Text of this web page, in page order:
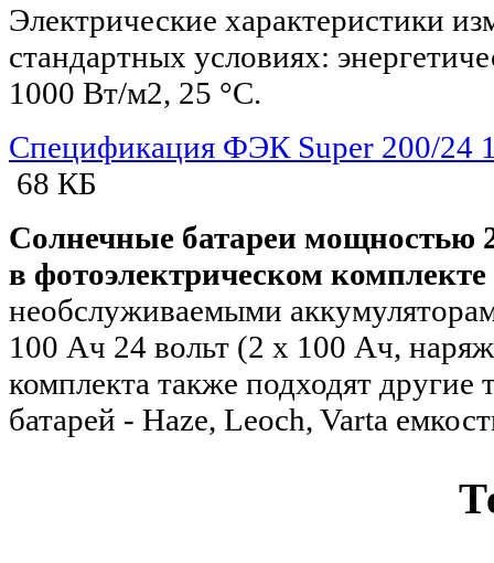
Электрические характеристики
стандартных условиях:
1000 Вт/м2, 25 °С.
Спецификация ФЭК Super 200/24
68 КБ
Солнечные батареи мощностью
в фотоэлектрическом комплекте
необслуживаемыми
100 Ач 24 вольт (2 х 100 Ач,
комплекта также подходят
батарей - Haze, Leoch, Varta